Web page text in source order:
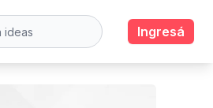
Ingresá